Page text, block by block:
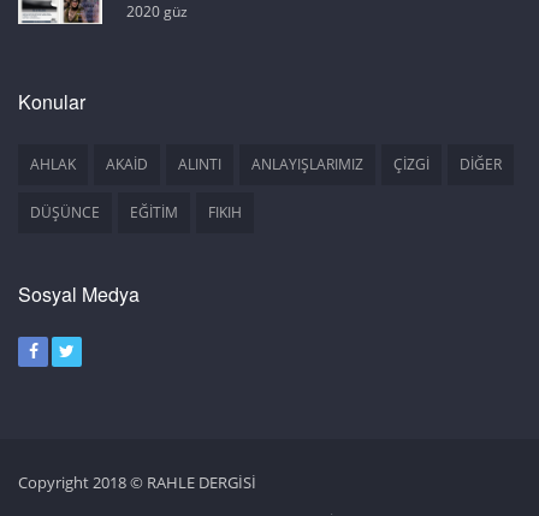
2020 güz
Konular
AHLAK AKAİD ALINTI ANLAYIŞLARIMIZ ÇİZGİ DİĞER
DÜŞÜNCE EĞİTİM FIKIH
Sosyal Medya
Copyright 2018 © RAHLE DERGİSİ